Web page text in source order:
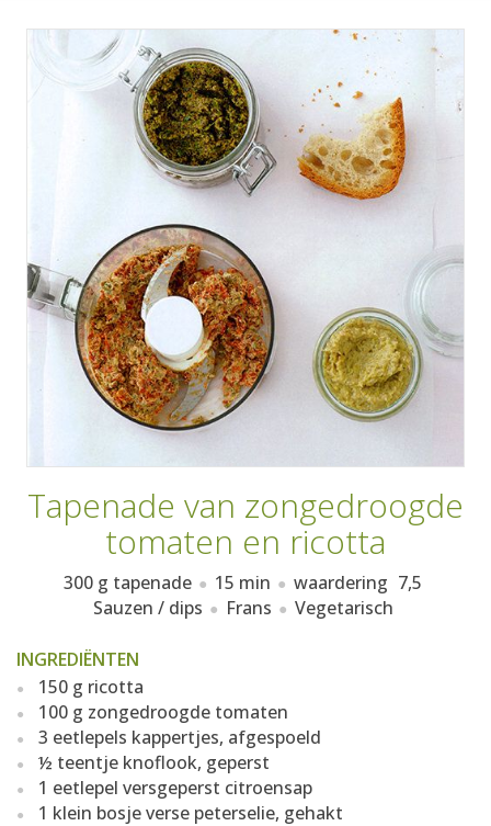
INLOGGEN
AANMELDEN
HOME
RECEPTEN
WEEKMENU'S
KOOKBOEKEN
Tapenade van zongedroogde
tomaten en ricotta
300 g tapenade 15 min waardering 7,5
Sauzen / dips
Frans Vegetarisch
INGREDIËNTEN
150 g ricotta
100 g zongedroogde tomaten
3 eetlepels kappertjes, afgespoeld
½ teentje knoflook, geperst
1 eetlepel versgeperst citroensap
1 klein bosje verse peterselie, gehakt